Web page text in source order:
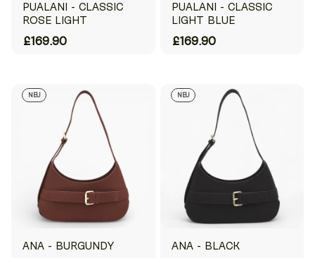
PUALANI - CLASSIC
ROSE LIGHT
£169.90
PUALANI - CLASSIC
LIGHT BLUE
£169.90
NEU
ANA - BURGUNDY
NEU
ANA - BLACK